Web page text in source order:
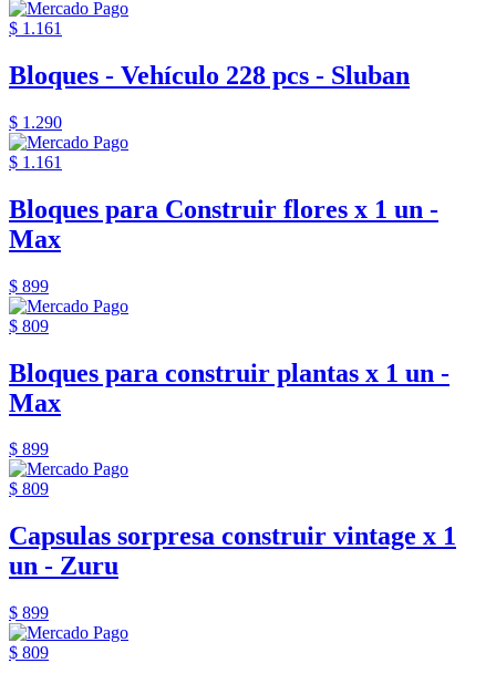
$ 1.161
Bloques - Vehículo 228 pcs - Sluban
$ 1.290
$ 1.161
Bloques para Construir flores x 1 un -
Max
$ 899
$ 809
Bloques para construir plantas x 1 un -
Max
$ 899
$ 809
Capsulas sorpresa construir vintage x 1
un - Zuru
$ 899
$ 809